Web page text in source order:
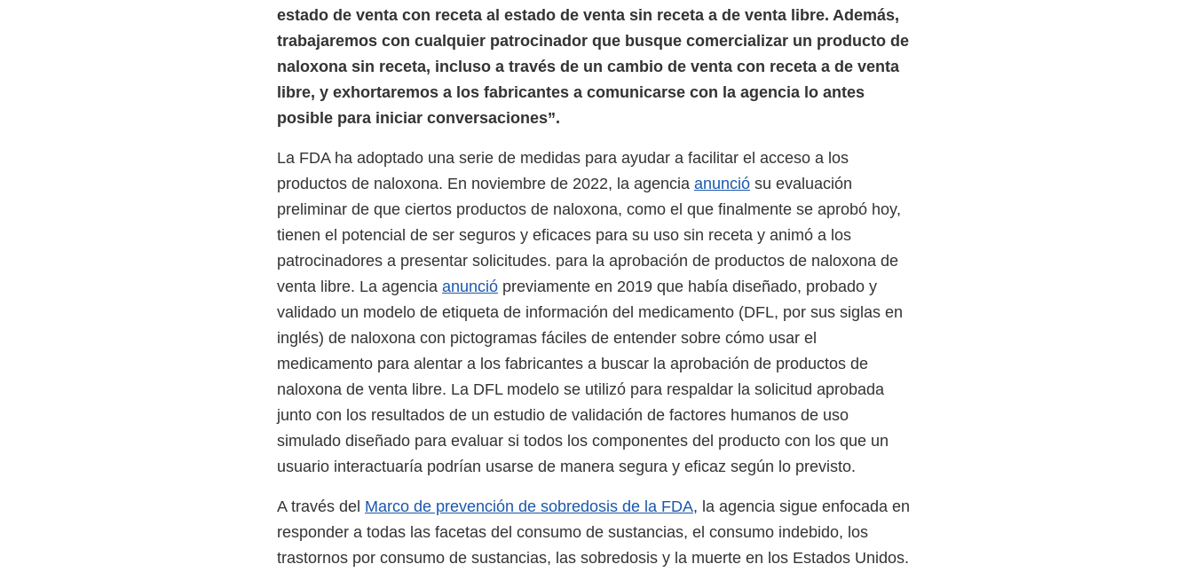
estado de venta con receta al estado de venta sin receta a de venta libre. Además,
trabajaremos con cualquier patrocinador que busque comercializar un producto de
naloxona sin receta, incluso a través de un cambio de venta con receta a de venta
libre, y exhortaremos a los fabricantes a comunicarse con la agencia lo antes
posible para iniciar conversaciones”.
La FDA ha adoptado una serie de medidas para ayudar a facilitar el acceso a los
productos de naloxona. En noviembre de 2022, la agencia anunció su evaluación
preliminar de que ciertos productos de naloxona, como el que finalmente se aprobó hoy,
tienen el potencial de ser seguros y eficaces para su uso sin receta y animó a los
patrocinadores a presentar solicitudes. para la aprobación de productos de naloxona de
venta libre. La agencia anunció previamente en 2019 que había diseñado, probado y
validado un modelo de etiqueta de información del medicamento (DFL, por sus siglas en
inglés) de naloxona con pictogramas fáciles de entender sobre cómo usar el
medicamento para alentar a los fabricantes a buscar la aprobación de productos de
naloxona de venta libre. La DFL modelo se utilizó para respaldar la solicitud aprobada
junto con los resultados de un estudio de validación de factores humanos de uso
simulado diseñado para evaluar si todos los componentes del producto con los que un
usuario interactuaría podrían usarse de manera segura y eficaz según lo previsto.
A través del Marco de prevención de sobredosis de la FDA, la agencia sigue enfocada en
responder a todas las facetas del consumo de sustancias, el consumo indebido, los
trastornos por consumo de sustancias, las sobredosis y la muerte en los Estados Unidos.